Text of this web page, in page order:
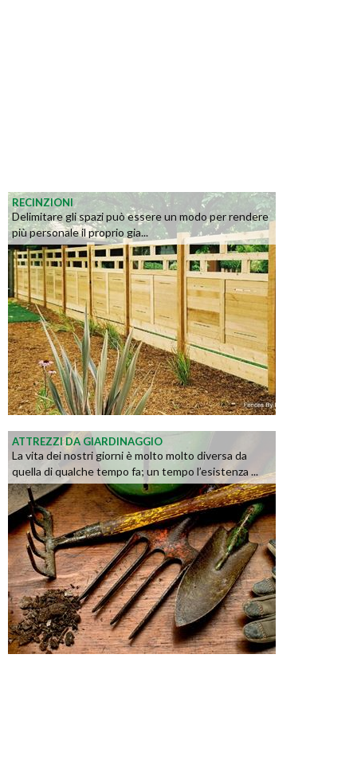
RECINZIONI
Delimitare gli spazi può essere un modo per rendere
più personale il proprio gia...
ATTREZZI DA GIARDINAGGIO
La vita dei nostri giorni è molto molto diversa da
quella di qualche tempo fa; un tempo l’esistenza ...